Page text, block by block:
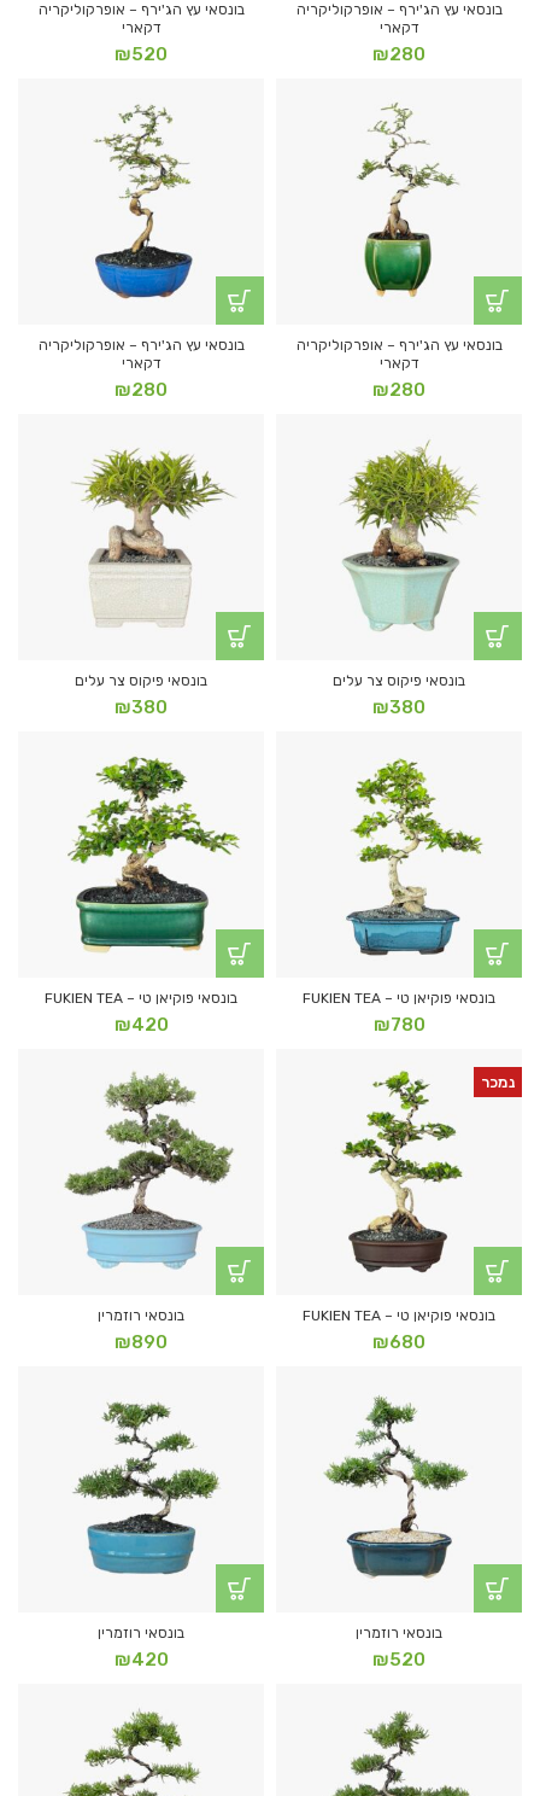
בונסאי עץ הג'ירף – אופרקוליקריה
דקארי
₪280
בונסאי עץ הג'ירף – אופרקוליקריה
דקארי
₪520
בונסאי עץ הג'ירף – אופרקוליקריה
דקארי
₪280
בונסאי עץ הג'ירף – אופרקוליקריה
דקארי
₪280
בונסאי פיקוס צר עלים
₪380
בונסאי פיקוס צר עלים
₪380
בונסאי פוקיאן טי – FUKIEN TEA
₪780
בונסאי פוקיאן טי – FUKIEN TEA
₪420
נמכר
בונסאי פוקיאן טי – FUKIEN TEA
₪680
בונסאי רוזמרין
₪890
בונסאי רוזמרין
₪520
בונסאי רוזמרין
₪420